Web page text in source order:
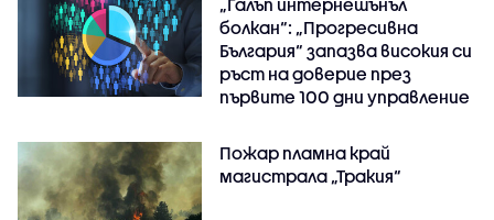
„Галъп интернешънъл
болкан“: „Прогресивна
България“ запазва високия си
ръст на доверие през
първите 100 дни управление
Пожар пламна край
магистрала „Тракия“